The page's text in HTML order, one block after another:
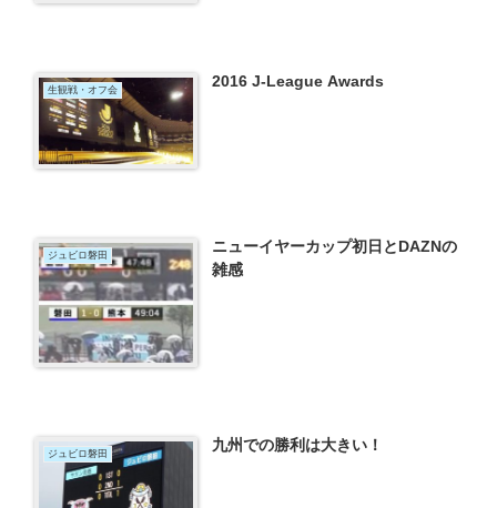
生観戦・オフ会 2016 J-League Awards
ジュビロ磐田
ニューイヤーカップ初日とDAZNの
雑感
ジュビロ磐田 九州での勝利は大きい！